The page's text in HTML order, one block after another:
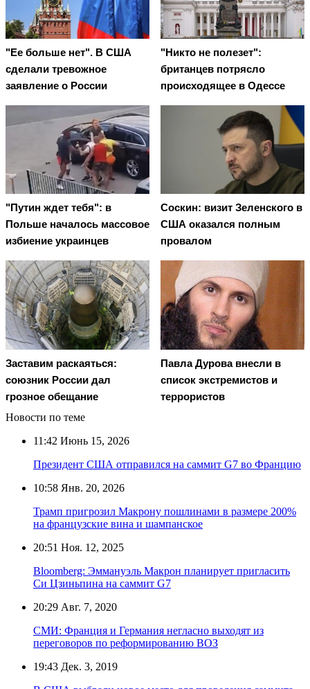
"Ее больше нет". В США
сделали тревожное
заявление о России
"Никто не полезет":
британцев потрясло
происходящее в Одессе
"Путин ждет тебя": в
Польше началось массовое
избиение украинцев
Соскин: визит Зеленского в
США оказался полным
провалом
Заставим раскаяться:
союзник России дал
грозное обещание
Павла Дурова внесли в
список экстремистов и
террористов
Новости по теме
11:42 Июнь 15, 2026
Президент США отправился на саммит G7 во Францию
10:58 Янв. 20, 2026
Трамп пригрозил Макрону пошлинами в размере 200%
на французские вина и шампанское
20:51 Ноя. 12, 2025
Bloomberg: Эммануэль Макрон планирует пригласить
Си Цзиньпина на саммит G7
20:29 Авг. 7, 2020
СМИ: Франция и Германия негласно выходят из
переговоров по реформированию ВОЗ
19:43 Дек. 3, 2019